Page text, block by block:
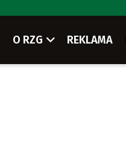
O RZG REKLAMA